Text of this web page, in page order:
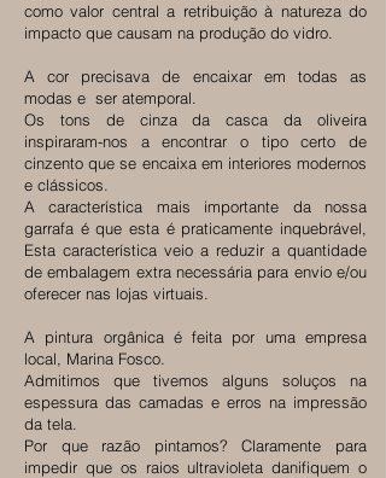
como valor central a retribuição à natureza do
impacto que causam na produção do vidro.
A cor precisava de encaixar em todas as
modas e ser atemporal.
Os tons de cinza da casca da oliveira
inspiraram-nos a encontrar o tipo certo de
cinzento que se encaixa em interiores modernos
e clássicos.
A característica mais importante da nossa
garrafa é que esta é praticamente inquebrável,
Esta característica veio a reduzir a quantidade
de embalagem extra necessária para envio e/ou
oferecer nas lojas virtuais.
A pintura orgânica é feita por uma empresa
local, Marina Fosco.
Admitimos que tivemos alguns soluços na
espessura das camadas e erros na impressão
da tela.
Por que razão pintamos? Claramente para
impedir que os raios ultravioleta danifiquem o